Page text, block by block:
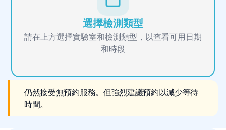
選擇檢測類型
請在上方選擇實驗室和檢測類型，以查看可用日期
和時段
仍然接受無預約服務。但強烈建議預約以減少等待
時間。